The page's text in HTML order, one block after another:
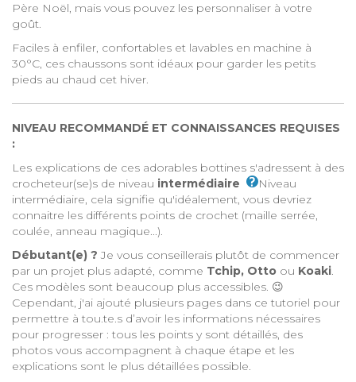
Père Noël, mais vous pouvez les personnaliser à votre
goût.
Faciles à enfiler, confortables et lavables en machine à
30°C, ces chaussons sont idéaux pour garder les petits
pieds au chaud cet hiver.
NIVEAU RECOMMANDÉ ET CONNAISSANCES REQUISES
:
Les explications de ces adorables bottines s'adressent à des
crocheteur(se)s de niveau intermédiaire
Niveau
intermédiaire, cela signifie qu'idéalement, vous devriez
connaitre les différents points de crochet (maille serrée,
coulée, anneau magique...).
Débutant(e) ? Je vous conseillerais plutôt de commencer
par un projet plus adapté, comme Tchip, Otto ou Koaki.
Ces modèles sont beaucoup plus accessibles. 😉
Cependant, j'ai ajouté plusieurs pages dans ce tutoriel pour
permettre à tou.te.s d’avoir les informations nécessaires
pour progresser : tous les points y sont détaillés, des
photos vous accompagnent à chaque étape et les
explications sont le plus détaillées possible.